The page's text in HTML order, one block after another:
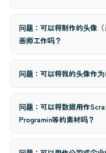
问题：可以将制作的头像
画师工作吗？
问题：可以将我的头像作
问题：可以将数据用作
Programin等的素材吗？